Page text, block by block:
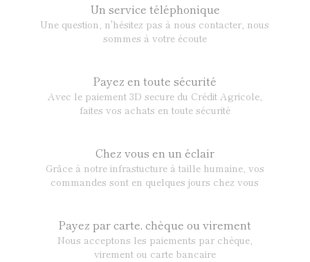
Un service téléphonique
Une question, n'hésitez pas à nous contacter, nous
sommes à votre écoute
Payez en toute sécurité
Avec le paiement 3D secure du Crédit Agricole,
faites vos achats en toute sécurité
Chez vous en un éclair
Grâce à notre infrastucture à taille humaine, vos
commandes sont en quelques jours chez vous
Payez par carte, chèque ou virement
Nous acceptons les paiements par chèque,
virement ou carte bancaire